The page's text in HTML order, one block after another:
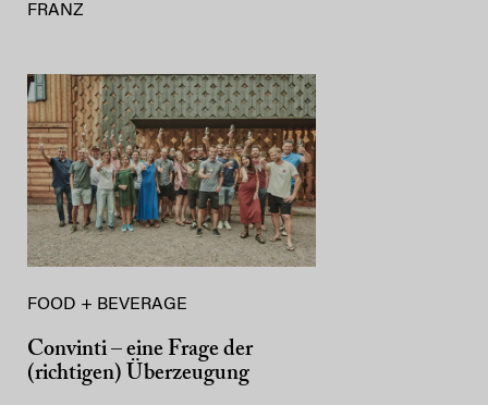
FRANZ
FOOD + BEVERAGE
Convinti – eine Frage der
(richtigen) Überzeugung